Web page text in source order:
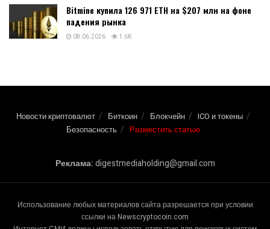
Bitmine купила 126 971 ETH на $207 млн на фоне
падения рынка
08.06.2026 1.6K
Новости криптовалют Биткоин Блокчейн
ICO и токены
Безопасность
Разместить статью
Реклама:digestmediaholding@gmail.com
Использование любых материалов сайта разрешается при условии
ссылки на Newscryptocoin.com